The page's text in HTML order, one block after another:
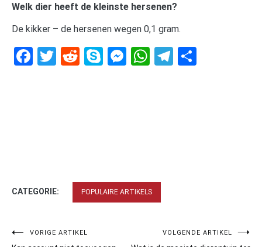
Welk dier heeft de kleinste hersenen?
De kikker – de hersenen wegen 0,1 gram.
Facebook
Twitter
RedditSkypeMessenger
WhatsApp
Telegram
CATEGORIE: POPULAIRE ARTIKELS
Bericht
VORIGE ARTIKEL VOLGENDE ARTIKEL